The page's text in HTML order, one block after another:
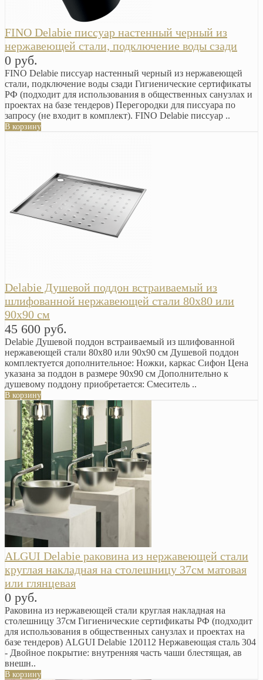
FINO Delabie писсуар настенный черный из
нержавеющей стали, подключение воды сзади
0 руб.
FINO Delabie писсуар настенный черный из нержавеющей
стали, подключение воды сзади Гигиенические сертификаты
РФ (подходит для использования в общественных санузлах и
проектах на базе тендеров) Перегородки для писсуара по
запросу (не входит в комплект). FINO Delabie писсуар ..
В корзину
Delabie Душевой поддон встраиваемый из
шлифованной нержавеющей стали 80х80 или
90х90 см
45 600 руб.
Delabie Душевой поддон встраиваемый из шлифованной
нержавеющей стали 80х80 или 90х90 см Душевой поддон
комплектуется дополнительное: Ножки, каркас Сифон Цена
указана за поддон в размере 90х90 см Дополнительно к
душевому поддону приобретается: Смеситель ..
В корзину
ALGUI Delabie раковина из нержавеющей стали
круглая накладная на столешницу 37см матовая
или глянцевая
0 руб.
Раковина из нержавеющей стали круглая накладная на
столешницу 37см Гигиенические сертификаты РФ (подходит
для использования в общественных санузлах и проектах на
базе тендеров) ALGUI Delabie 120112 Нержавеющая сталь 304
- Двойное покрытие: внутренняя часть чаши блестящая, ав
внешн..
В корзину